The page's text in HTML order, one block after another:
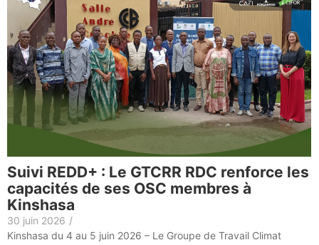
Suivi REDD+ : Le GTCRR RDC renforce les
capacités de ses OSC membres à
Kinshasa
30 juin 2026 /
Kinshasa du 4 au 5 juin 2026 – Le Groupe de Travail Climat